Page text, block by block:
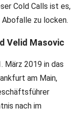
Cold Calls ist es,
zu locken.
Velid Masovic
März 2019 in das
am Main,
nach im